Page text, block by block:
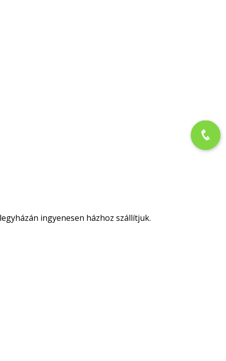
ingyenesen házhoz szállítjuk.